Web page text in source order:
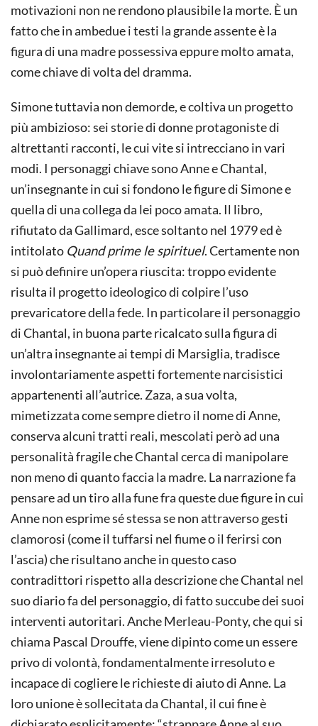
motivazioni non ne rendono plausibile la morte. È un
fatto che in ambedue i testi la grande assente è la
figura di una madre possessiva eppure molto amata,
come chiave di volta del dramma.
Simone tuttavia non demorde, e coltiva un progetto
più ambizioso: sei storie di donne protagoniste di
altrettanti racconti, le cui vite si intrecciano in vari
modi. I personaggi chiave sono Anne e Chantal,
un’insegnante in cui si fondono le figure di Simone e
quella di una collega da lei poco amata. Il libro,
rifiutato da Gallimard, esce soltanto nel 1979 ed è
intitolato Quand prime le spirituel. Certamente non
si può definire un’opera riuscita: troppo evidente
risulta il progetto ideologico di colpire l’uso
prevaricatore della fede. In particolare il personaggio
di Chantal, in buona parte ricalcato sulla figura di
un’altra insegnante ai tempi di Marsiglia, tradisce
involontariamente aspetti fortemente narcisistici
appartenenti all’autrice. Zaza, a sua volta,
mimetizzata come sempre dietro il nome di Anne,
conserva alcuni tratti reali, mescolati però ad una
personalità fragile che Chantal cerca di manipolare
non meno di quanto faccia la madre. La narrazione fa
pensare ad un tiro alla fune fra queste due figure in cui
Anne non esprime sé stessa se non attraverso gesti
clamorosi (come il tuffarsi nel fiume o il ferirsi con
l’ascia) che risultano anche in questo caso
contradittori rispetto alla descrizione che Chantal nel
suo diario fa del personaggio, di fatto succube dei suoi
interventi autoritari. Anche Merleau-Ponty, che qui si
chiama Pascal Drouffe, viene dipinto come un essere
privo di volontà, fondamentalmente irresoluto e
incapace di cogliere le richieste di aiuto di Anne. La
loro unione è sollecitata da Chantal, il cui fine è